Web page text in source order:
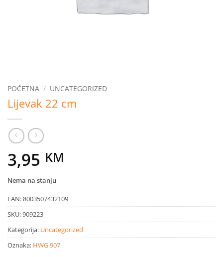
POČETNA / UNCATEGORIZED
Lijevak 22 cm
3,95 KM
Nema na stanju
EAN:8003507432109
SKU:909223
Kategorija: Uncategorized
Oznaka: HWG 907